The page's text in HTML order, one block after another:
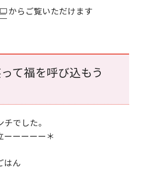
からご覧いただけます
て福を呼び込もう
でした。
ーーーーー＊
はん